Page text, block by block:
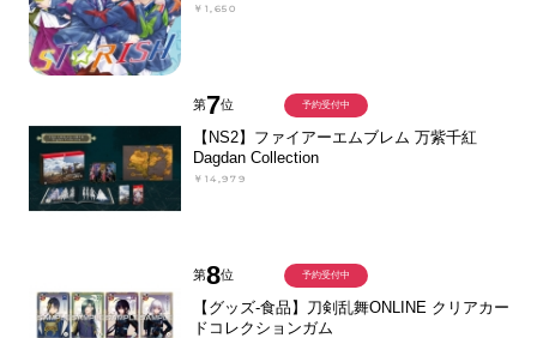
￥1,650
第7位
【NS2】ファイアーエムブレム 万紫千紅
Dagdan Collection
￥14,979
予約受付中
第8位
【グッズ-食品】刀剣乱舞ONLINE クリアカー
ドコレクションガム
予約受付中